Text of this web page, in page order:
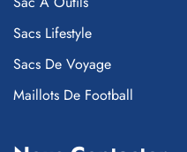
Sacs Lifestyle
Sacs De Voyage
Maillots De Football